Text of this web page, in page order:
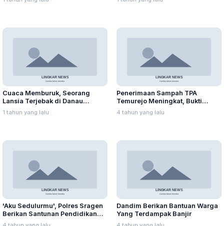
Cuaca Memburuk, Seorang
Lansia Terjebak di Danau
Rawapening Saat Mencari
Enceng Gondok
1 tahun yang lalu
Penerimaan Sampah TPA
Temurejo Meningkat, Bukti
Masyarakat Blora Peduli
Kebersihan
4 tahun yang lalu
'Aku Sedulurmu', Polres Sragen
Berikan Santunan Pendidikan
Anak Yatim Piatu
Dandim Berikan Bantuan Warga
Yang Terdampak Banjir